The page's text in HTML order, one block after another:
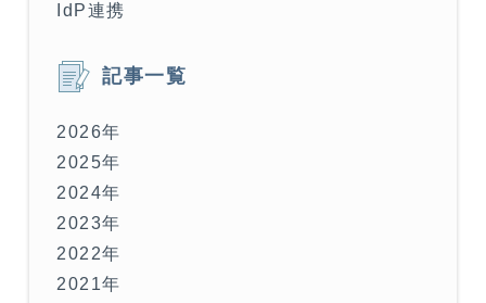
IdP連携
記事一覧
2026年
2025年
2024年
2023年
2022年
2021年